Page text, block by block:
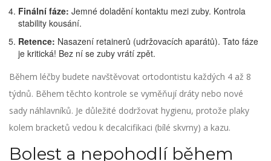
Finální fáze: Jemné doladění kontaktu mezi zuby. Kontrola
stability kousání.
Retence: Nasazení retainerů (udržovacích aparátů). Tato fáze
je kritická! Bez ní se zuby vrátí zpět.
Během léčby budete navštěvovat ortodontistu každých 4 až 8
týdnů. Během těchto kontrole se vyměňují dráty nebo nové
sady náhlavníků. Je důležité dodržovat hygienu, protože plaky
kolem bracketů vedou k decalcifikaci (bílé skvrny) a kazu.
Bolest a nepohodlí během